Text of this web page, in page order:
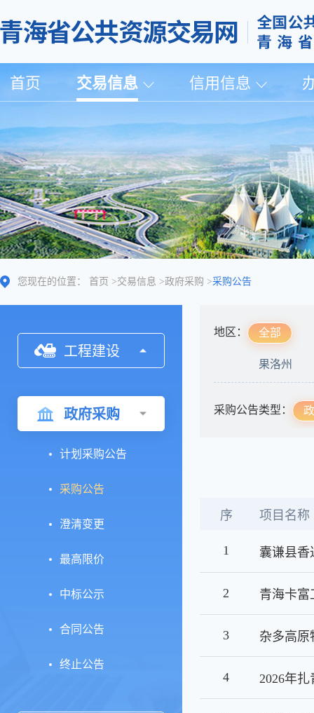
首页 交易信息 信用信息
您现在的位置： 首页 >交易信息 >政府采购 >采购公告
工程建设
政府采购
计划采购公告
采购公告
澄清变更
最高限价
中标公示
合同公告
终止公告
地区： 全部
果洛州
采购公告类型：
序 项目名称
1
2
3
4